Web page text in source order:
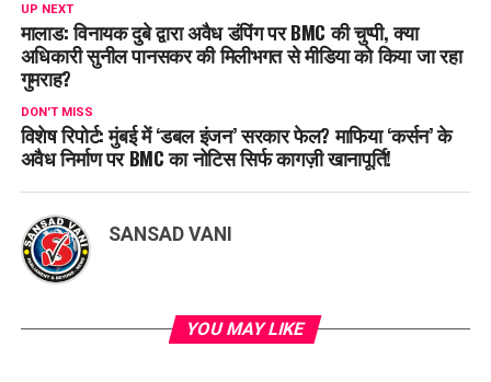
UP NEXT
मालाड: विनायक दुबे द्वारा अवैध डंपिंग पर BMC की चुप्पी, क्या
अधिकारी सुनील पानसकर की मिलीभगत से मीडिया को किया जा रहा
गुमराह?
DON'T MISS
विशेष रिपोर्ट: मुंबई में ‘डबल इंजन’ सरकार फेल? माफिया ‘कर्सन’ के
अवैध निर्माण पर BMC का नोटिस सिर्फ कागज़ी खानापूर्ति!
SANSAD VANI
YOU MAY LIKE